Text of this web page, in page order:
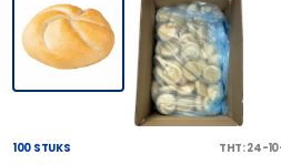
100 STUKS THT: 24-